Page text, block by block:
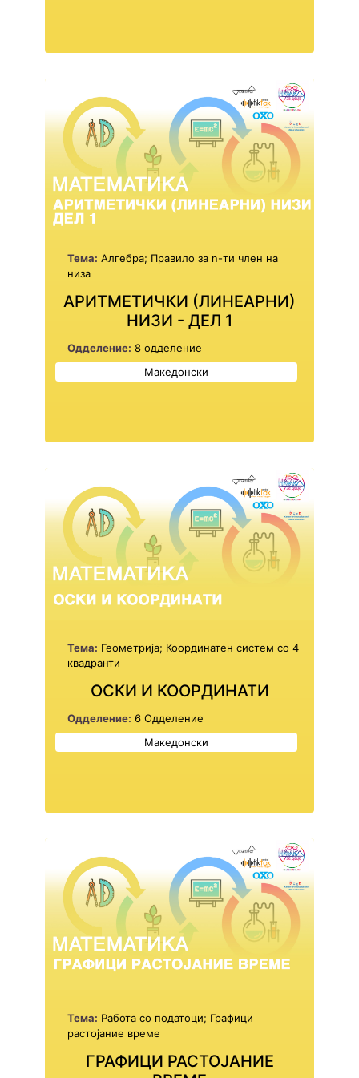
Тема: Алгебра; Правило за n-ти член на
низа
АРИТМЕТИЧКИ (ЛИНЕАРНИ)
НИЗИ - ДЕЛ 1
Одделение: 8 одделение
Македонски
Тема: Геометрија; Координатен систем со 4
квадранти
ОСКИ И КООРДИНАТИ
Одделение: 6 Одделение
Македонски
Тема: Работа со податоци; Графици
растојание време
ГРАФИЦИ РАСТОЈАНИЕ